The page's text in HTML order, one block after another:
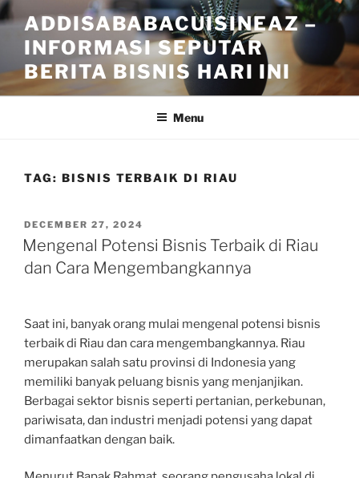
Skip
to
content
ADDISABABACUISINEAZ –
INFORMASI SEPUTAR
BERITA BISNIS HARI INI
Menu
TAG: BISNIS TERBAIK DI RIAU
POSTED
ON
DECEMBER 27, 2024
Mengenal Potensi Bisnis Terbaik di Riau
dan Cara Mengembangkannya
Saat ini, banyak orang mulai mengenal potensi bisnis
terbaik di Riau dan cara mengembangkannya. Riau
merupakan salah satu provinsi di Indonesia yang
memiliki banyak peluang bisnis yang menjanjikan.
Berbagai sektor bisnis seperti pertanian, perkebunan,
pariwisata, dan industri menjadi potensi yang dapat
dimanfaatkan dengan baik.